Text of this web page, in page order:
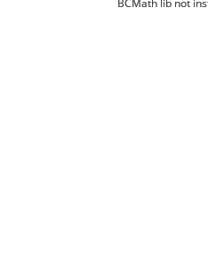
BCMath lib not